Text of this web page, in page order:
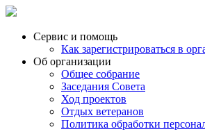
Сервис и помощь
Как зарегистрироваться в
Об организации
Общее собрание
Заседания Совета
Ход проектов
Отдых ветеранов
Политика обработки